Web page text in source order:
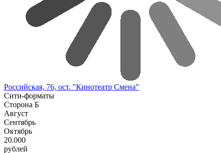
Российская, 76, ост. "Кинотеатр Смена"
Сити-форматы
Сторона Б
Август
Сентябрь
Октябрь
20.000
рублей